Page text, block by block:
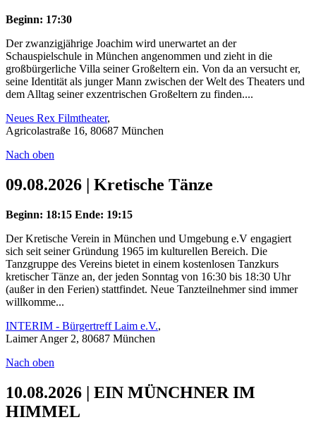
Beginn: 17:30
Der zwanzigjährige Joachim wird unerwartet an der
Schauspielschule in München angenommen und zieht in die
großbürgerliche Villa seiner Großeltern ein. Von da an versucht er,
seine Identität als junger Mann zwischen der Welt des Theaters und
dem Alltag seiner exzentrischen Großeltern zu finden....
Neues Rex Filmtheater,
Agricolastraße 16, 80687 München
Nach oben
09.08.2026 | Kretische Tänze
Beginn: 18:15 Ende: 19:15
Der Kretische Verein in München und Umgebung e.V engagiert
sich seit seiner Gründung 1965 im kulturellen Bereich. Die
Tanzgruppe des Vereins bietet in einem kostenlosen Tanzkurs
kretischer Tänze an, der jeden Sonntag von 16:30 bis 18:30 Uhr
(außer in den Ferien) stattfindet. Neue Tanzteilnehmer sind immer
willkomme...
INTERIM - Bürgertreff Laim e.V.,
Laimer Anger 2, 80687 München
Nach oben
10.08.2026 | EIN MÜNCHNER IM
HIMMEL